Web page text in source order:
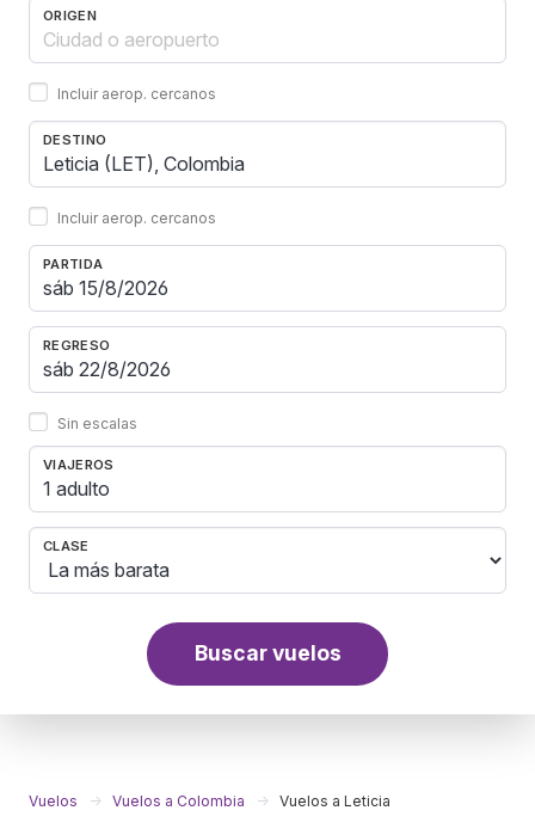
ORIGEN
Incluir aerop. cercanos
DESTINO
Incluir aerop. cercanos
PARTIDA
REGRESO
Sin escalas
VIAJEROS
1 adulto
CLASE
Buscar vuelos
Vuelos Vuelos a Colombia Vuelos a Leticia